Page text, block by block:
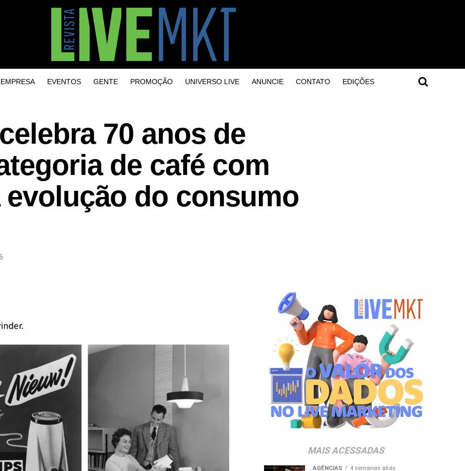
EMPRESA EVENTOS GENTE PROMOÇÃO UNIVERSO LIVE ANUNCIE CONTATO EDIÇÕES
70 anos de
de café com
do consumo
MAIS ACESSADAS
AGÊNCIAS 4 semanas atrás